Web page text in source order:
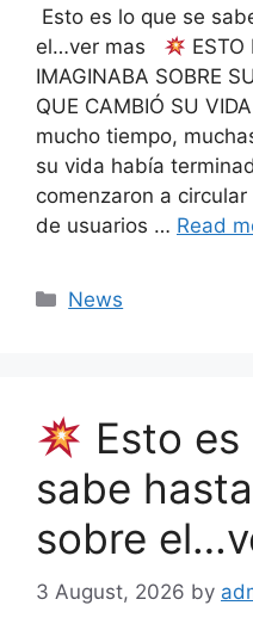
Esto es lo que se
el…ver mas
ESTO
IMAGINABA SOBRE
QUE CAMBIÓ SU
mucho tiempo,
su vida había
comenzaron a
de usuarios … Read
Categories
News
Esto
sabe
sobre
3 August, 2026 by